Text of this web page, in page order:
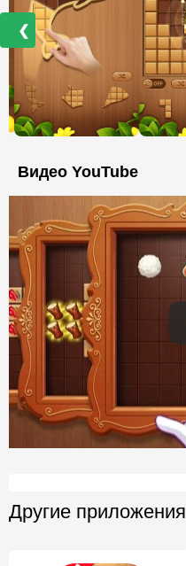
❮
Видео YouTube
Другие приложения